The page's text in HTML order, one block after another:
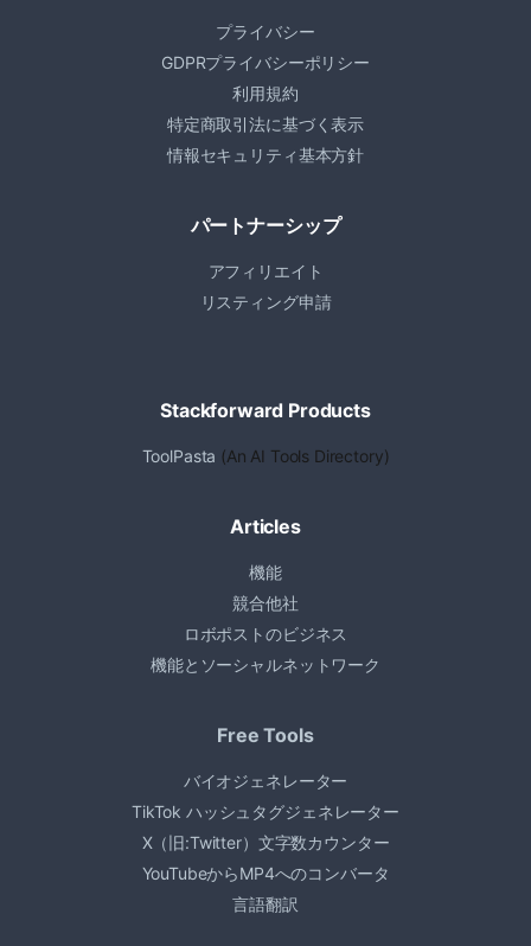
プライバシー
GDPRプライバシーポリシー
利用規約
特定商取引法に基づく表示
情報セキュリティ基本方針
パートナーシップ
アフィリエイト
リスティング申請
Stackforward Products
ToolPasta (An AI Tools Directory)
Articles
機能
競合他社
ロボポストのビジネス
機能とソーシャルネットワーク
Free Tools
バイオジェネレーター
TikTok ハッシュタグジェネレーター
X（旧:Twitter）文字数カウンター
YouTubeからMP4へのコンバータ
言語翻訳